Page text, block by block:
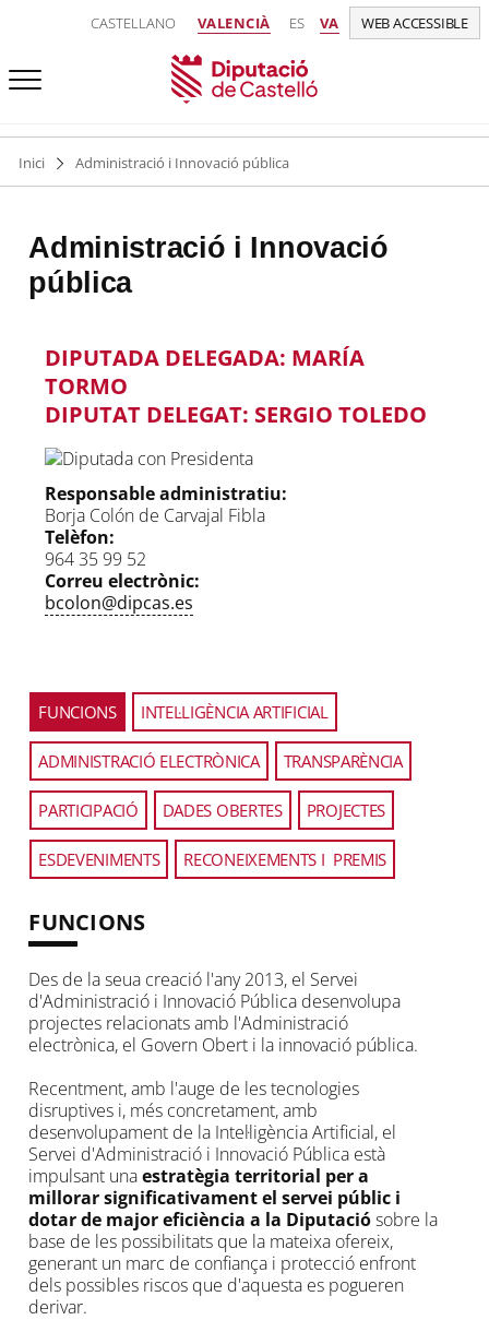
CASTELLANO VALENCIÀ ES VA WEB ACCESSIBLE
Inici Administració i Innovació pública
Administració i Innovació
pública
DIPUTADA DELEGADA: MARÍA
TORMO
DIPUTAT DELEGAT: SERGIO TOLEDO
Responsable administratiu:
Borja Colón de Carvajal Fibla
Telèfon:
964 35 99 52
Correu electrònic:
bcolon@dipcas.es
Usa
las
teclas
izquierda
y
derecha
para
navegar
entre
FUNCIONS INTEL·LIGÈNCIA ARTIFICIAL
ADMINISTRACIÓ ELECTRÒNICA TRANSPARÈNCIA
PARTICIPACIÓ DADES OBERTES PROJECTES
ESDEVENIMENTS RECONEIXEMENTS I PREMIS
FUNCIONS
Des de la seua creació l'any 2013, el Servei
d'Administració i Innovació Pública desenvolupa
projectes relacionats amb l'Administració
electrònica, el Govern Obert i la innovació pública.
Recentment, amb l'auge de les tecnologies
disruptives i, més concretament, amb
desenvolupament de la Intel·ligència Artificial, el
Servei d'Administració i Innovació Pública està
impulsant unaestratègia territorial per a
millorar significativament el servei públic i
dotar de major eficiència a la Diputaciósobre la
base de les possibilitats que la mateixa ofereix,
generant un marc de confiança i protecció enfront
dels possibles riscos que d'aquesta es pogueren
derivar.